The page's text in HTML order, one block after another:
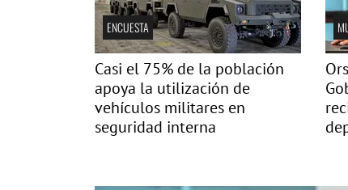
ENCUESTA
Casi el 75% de la población
apoya la utilización de
vehículos militares en
seguridad interna